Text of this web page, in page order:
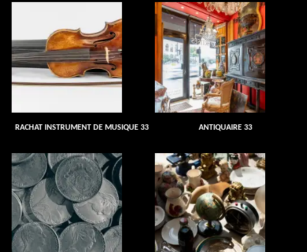
RACHAT INSTRUMENT DE MUSIQUE 33 ANTIQUAIRE 33